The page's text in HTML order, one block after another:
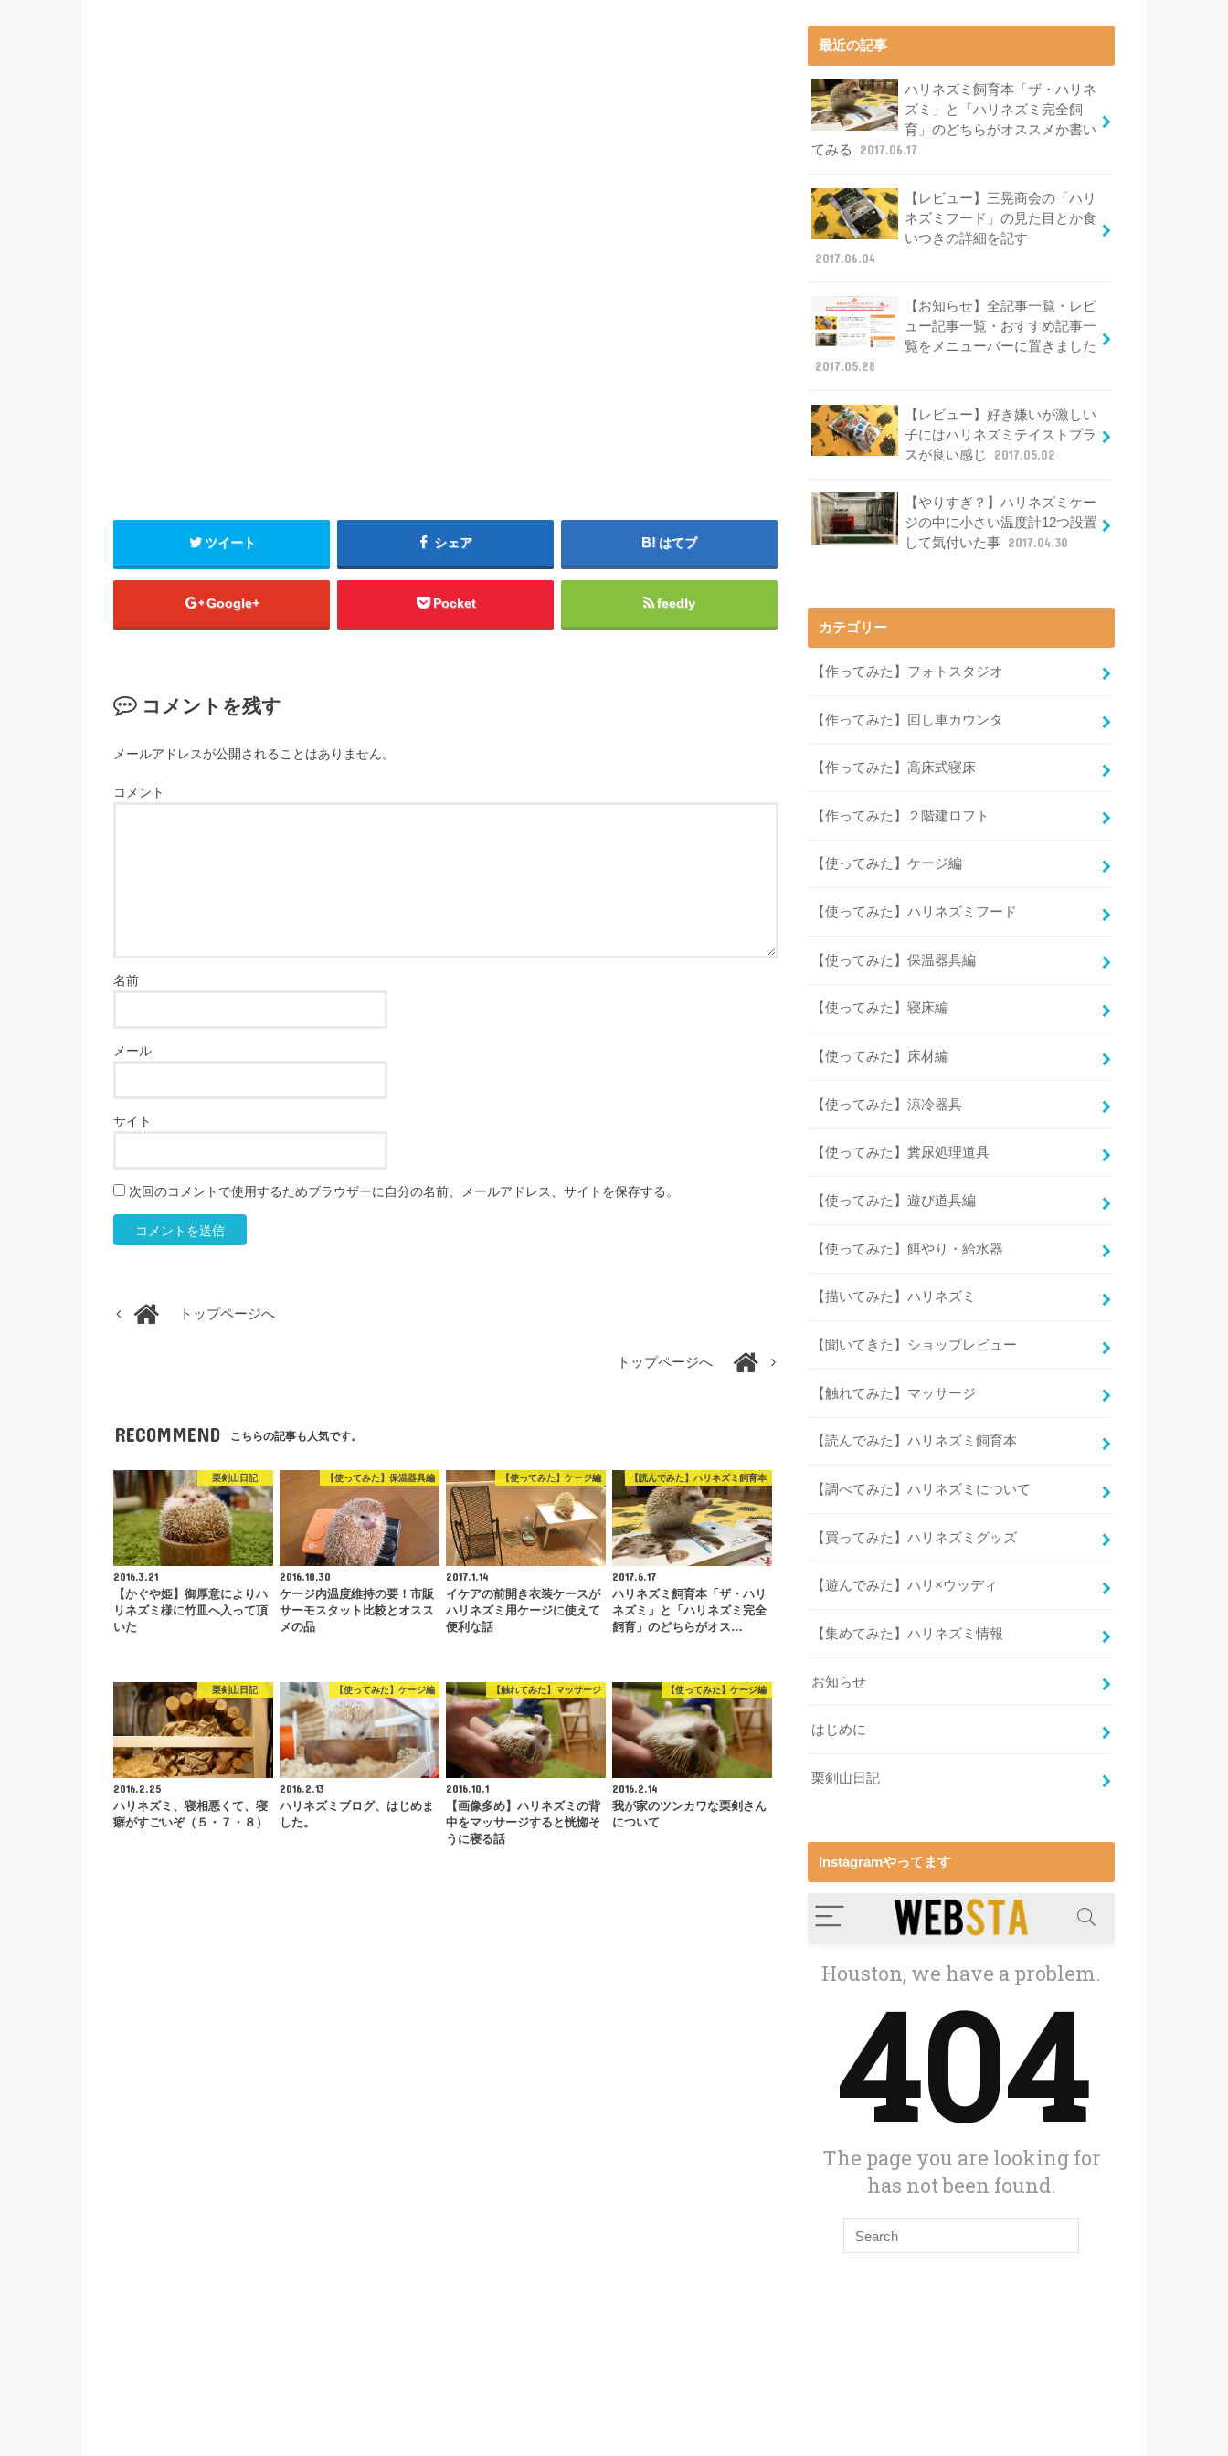
ツイート シェア はてブ
Google+ Pocket feedly
コメントを残す
メールアドレスが公開されることはありません。
コメント
名前
メール
サイト
次回のコメントで使用するためブラウザーに自分の名前、メールアドレス、サイトを保存する。
トップページへ
トップページへ
RECOMMEND こちらの記事も人気です。
栗剣山日記
2016.3.21
【かぐや姫】御厚意によりハ
リネズミ様に竹皿へ入って頂
いた
【使ってみた】保温器具編
2016.10.30
ケージ内温度維持の要！市販
サーモスタット比較とオスス
メの品
【使ってみた】ケージ編
2017.1.14
イケアの前開き衣装ケースが
ハリネズミ用ケージに使えて
便利な話
【読んでみた】ハリネズミ飼育本
2017.6.17
ハリネズミ飼育本「ザ・ハリ
ネズミ」と「ハリネズミ完全
飼育」のどちらがオス…
栗剣山日記
2016.2.25
ハリネズミ、寝相悪くて、寝
癖がすごいぞ（５・７・８）
【使ってみた】ケージ編
2016.2.13
ハリネズミブログ、はじめま
した。
【触れてみた】マッサージ
2016.10.1
【画像多め】ハリネズミの背
中をマッサージすると恍惚そ
うに寝る話
【使ってみた】ケージ編
2016.2.14
我が家のツンカワな栗剣さん
について
最近の記事
ハリネズミ飼育本「ザ・ハリネ
ズミ」と「ハリネズミ完全飼
育」のどちらがオススメか書い
てみる
2017.06.17
【レビュー】三晃商会の「ハリ
ネズミフード」の見た目とか食
いつきの詳細を記す
2017.06.04
【お知らせ】全記事一覧・レビ
ュー記事一覧・おすすめ記事一
覧をメニューバーに置きました
2017.05.28
【レビュー】好き嫌いが激しい
子にはハリネズミテイストプラ
スが良い感じ
2017.05.02
【やりすぎ？】ハリネズミケー
ジの中に小さい温度計12つ設置
して気付いた事 2017.04.30
カテゴリー
【作ってみた】フォトスタジオ
【作ってみた】回し車カウンタ
【作ってみた】高床式寝床
【作ってみた】２階建ロフト
【使ってみた】ケージ編
【使ってみた】ハリネズミフード
【使ってみた】保温器具編
【使ってみた】寝床編
【使ってみた】床材編
【使ってみた】涼冷器具
【使ってみた】糞尿処理道具
【使ってみた】遊び道具編
【使ってみた】餌やり・給水器
【描いてみた】ハリネズミ
【聞いてきた】ショップレビュー
【触れてみた】マッサージ
【読んでみた】ハリネズミ飼育本
【調べてみた】ハリネズミについて
【買ってみた】ハリネズミグッズ
【遊んでみた】ハリ×ウッディ
【集めてみた】ハリネズミ情報
お知らせ
はじめに
栗剣山日記
Instagramやってます